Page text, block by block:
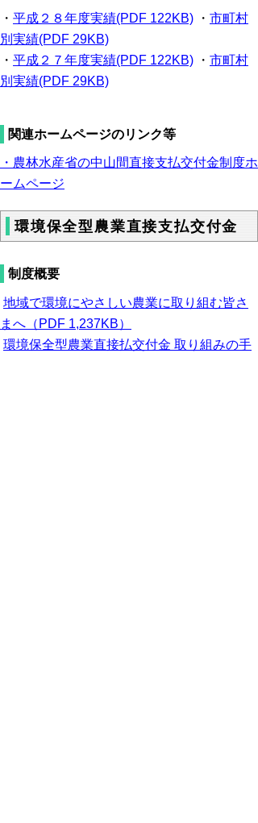
・ 平成２８年度実績(PDF 122KB) ・ 市町村
別実績(PDF 29KB)
・ 平成２７年度実績(PDF 122KB) ・ 市町村
別実績(PDF 29KB)
関連ホームページのリンク等
・農林水産省の中山間直接支払交付金制度ホ
ームページ
環境保全型農業直接支払交付金
制度概要
地域で環境にやさしい農業に取り組む皆さ
まへ（PDF 1,237KB）
環境保全型農業直接払交付金 取り組みの手